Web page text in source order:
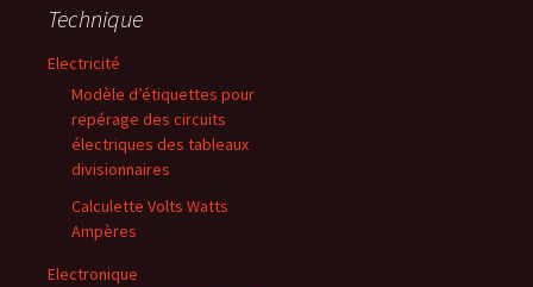
Technique
Electricité
Modèle d’étiquettes pour
repérage des circuits
électriques des tableaux
divisionnaires
Calculette Volts Watts
Ampères
Electronique